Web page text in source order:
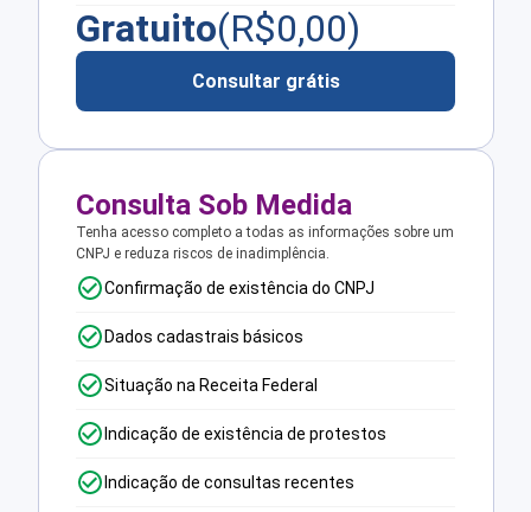
Gratuito(R$0,00)
Consultar grátis
Consulta Sob Medida
Tenha acesso completo a todas as informações sobre um
CNPJ e reduza riscos de inadimplência.
Confirmação de existência do CNPJ
Dados cadastrais básicos
Situação na Receita Federal
Indicação de existência de protestos
Indicação de consultas recentes